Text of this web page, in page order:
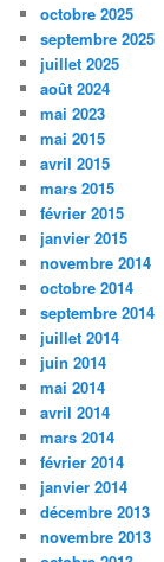
octobre 2025
septembre 2025
juillet 2025
août 2024
mai 2023
mai 2015
avril 2015
mars 2015
février 2015
janvier 2015
novembre 2014
octobre 2014
septembre 2014
juillet 2014
juin 2014
mai 2014
avril 2014
mars 2014
février 2014
janvier 2014
décembre 2013
novembre 2013